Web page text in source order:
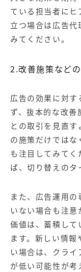
ている担当者にヒ
立つ場合は広告
みてください。
2.改善施策など
広告の効果に対す
ず、抜本的な改
との取引を見直
の施策だけでは
も注目してみて
ば、切り替えのタ
また、広告運用
いない場合も注
価値は、蓄積して
ます。新しい情
い場合は、クラ
が低い可能性が考